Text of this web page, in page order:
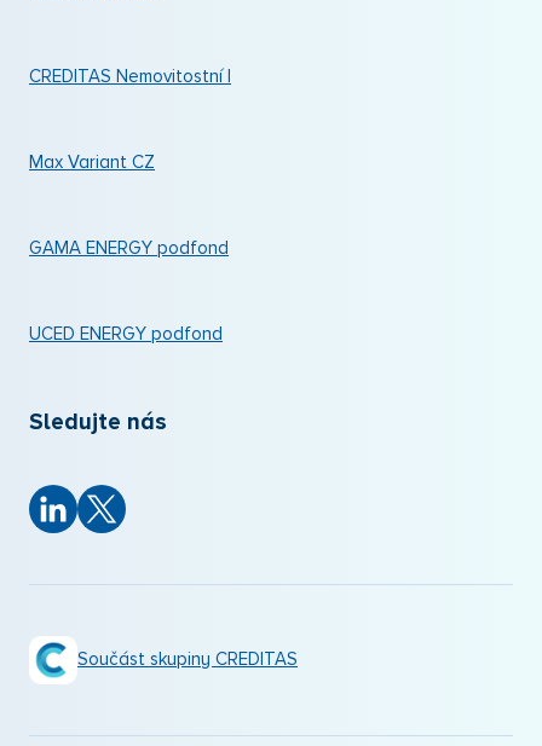
CREDITAS Nemovitostní I
Max Variant CZ
GAMA ENERGY podfond
UCED ENERGY podfond
Sledujte nás
Součást skupiny CREDITAS